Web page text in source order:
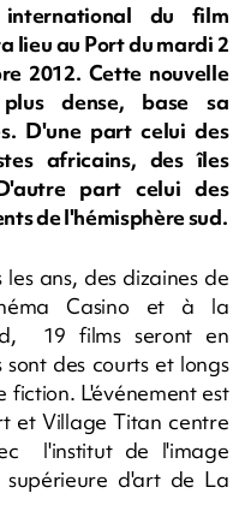
du film
lieu au Port du mardi 2
2012. Cette nouvelle
dense, base sa
D'une part celui des
africains, des îles
part celui des
de l'hémisphère sud.
ans, des dizaines de
Casino et à la
19 films seront en
des courts et longs
L'événement est
et Village Titan centre
l'institut de l'image
supérieure d'art de La